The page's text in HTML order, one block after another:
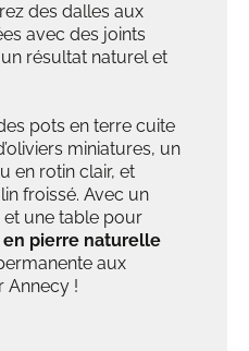
des dalles aux
avec des joints
résultat naturel et
pots en terre cuite
miniatures, un
en rotin clair, et
froissé. Avec un
et une table pour
en pierre naturelle
aux
Annecy !